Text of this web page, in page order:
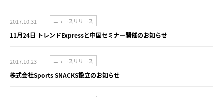
2017.10.31 ニュースリリース
11月24日 トレンドExpressと中国セミナー開催のお知らせ
2017.10.23 ニュースリリース
株式会社Sports SNACKS設立のお知らせ